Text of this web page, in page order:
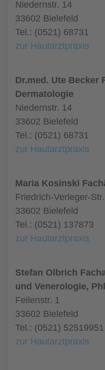
Niedernstr. 14
33602 Bielefeld
Tel.: (0521) 68731
zur Hautarztpraxis
Dr.med. Ute Becker
Dermatologie
Niedernstr. 14
33602 Bielefeld
Tel.: (0521) 68731
zur Hautarztpraxis
Maria Kosinski
Friedrich-Verleger-
33602 Bielefeld
Tel.: (0521) 137873
zur Hautarztpraxis
Stefan Olbrich
und Venerologie,
Feilenstr. 1
33602 Bielefeld
Tel.: (0521) 52519951
zur Hautarztpraxis